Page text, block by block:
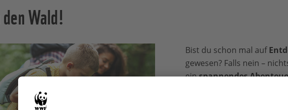
Wald!
Bist du schon mal auf
gewesen? Falls nein –
einspannendes